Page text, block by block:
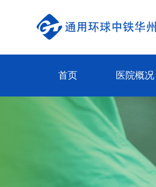
首页 医院概况